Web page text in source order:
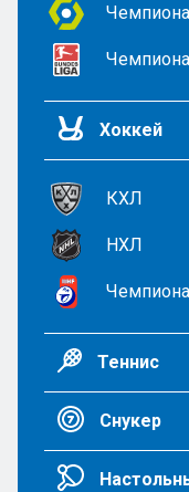
Хоккей
КХЛ
НХЛ
Теннис
Снукер